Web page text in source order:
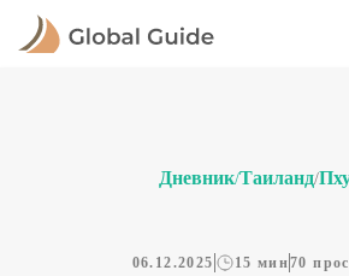
Дневник/Таиланд/
06.12.2025 15 мин70